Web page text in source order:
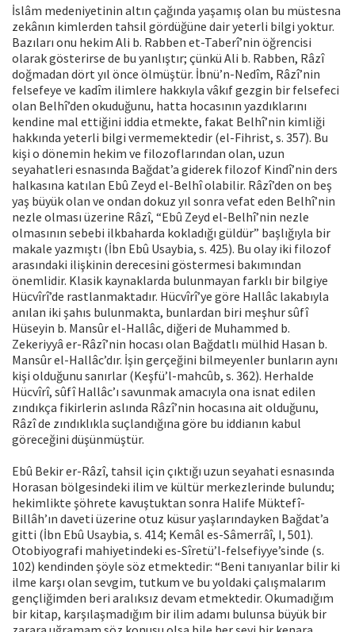
İslâm medeniyetinin altın çağında yaşamış olan bu müstesna
zekânın kimlerden tahsil gördüğüne dair yeterli bilgi yoktur.
Bazıları onu hekim Ali b. Rabben et-Taberî’nin öğrencisi
olarak gösterirse de bu yanlıştır; çünkü Ali b. Rabben, Râzî
doğmadan dört yıl önce ölmüştür. İbnü’n-Nedîm, Râzî’nin
felsefeye ve kadîm ilimlere hakkıyla vâkıf gezgin bir felsefeci
olan Belhî’den okuduğunu, hatta hocasının yazdıklarını
kendine mal ettiğini iddia etmekte, fakat Belhî’nin kimliği
hakkında yeterli bilgi vermemektedir (el-Fihrist, s. 357). Bu
kişi o dönemin hekim ve filozoflarından olan, uzun
seyahatleri esnasında Bağdat’a giderek filozof Kindî’nin ders
halkasına katılan Ebû Zeyd el-Belhî olabilir. Râzî’den on beş
yaş büyük olan ve ondan dokuz yıl sonra vefat eden Belhî’nin
nezle olması üzerine Râzî, “Ebû Zeyd el-Belhî’nin nezle
olmasının sebebi ilkbaharda kokladığı güldür” başlığıyla bir
makale yazmıştı (İbn Ebû Usaybia, s. 425). Bu olay iki filozof
arasındaki ilişkinin derecesini göstermesi bakımından
önemlidir. Klasik kaynaklarda bulunmayan farklı bir bilgiye
Hücvîrî’de rastlanmaktadır. Hücvîrî’ye göre Hallâc lakabıyla
anılan iki şahıs bulunmakta, bunlardan biri meşhur sûfî
Hüseyin b. Mansûr el-Hallâc, diğeri de Muhammed b.
Zekeriyyâ er-Râzî’nin hocası olan Bağdatlı mülhid Hasan b.
Mansûr el-Hallâc’dır. İşin gerçeğini bilmeyenler bunların aynı
kişi olduğunu sanırlar (Keşfü’l-mahcûb, s. 362). Herhalde
Hücvîrî, sûfî Hallâc’ı savunmak amacıyla ona isnat edilen
zındıkça fikirlerin aslında Râzî’nin hocasına ait olduğunu,
Râzî de zındıklıkla suçlandığına göre bu iddianın kabul
göreceğini düşünmüştür.
Ebû Bekir er-Râzî, tahsil için çıktığı uzun seyahati esnasında
Horasan bölgesindeki ilim ve kültür merkezlerinde bulundu;
hekimlikte şöhrete kavuştuktan sonra Halife Müktefî-
Billâh’ın daveti üzerine otuz küsur yaşlarındayken Bağdat’a
gitti (İbn Ebû Usaybia, s. 414; Kemâl es-Sâmerrâî, I, 501).
Otobiyografi mahiyetindeki es-Sîretü’l-felsefiyye’sinde (s.
102) kendinden şöyle söz etmektedir: “Beni tanıyanlar bilir ki
ilme karşı olan sevgim, tutkum ve bu yoldaki çalışmalarım
gençliğimden beri aralıksız devam etmektedir. Okumadığım
bir kitap, karşılaşmadığım bir ilim adamı bulunsa büyük bir